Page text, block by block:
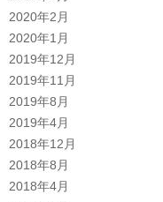
2020年2月
2020年1月
2019年12月
2019年11月
2019年8月
2019年4月
2018年12月
2018年8月
2018年4月